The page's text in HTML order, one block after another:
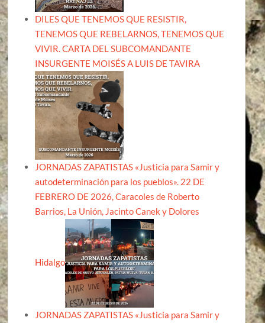
DILES QUE TENEMOS QUE RESISTIR,
TENEMOS QUE REBELARNOS, TENEMOS QUE
VIVIR. CARTA DEL SUBCOMANDANTE
INSURGENTE MOISÉS A LUIS DE TAVIRA
JORNADAS ZAPATISTAS «Justicia para Samir y
autodeterminación para los pueblos». 22 DE
FEBRERO DE 2026, Caracoles de Roberto
Barrios, La Unión, Jacinto Canek y Dolores
Hidalgo
JORNADAS ZAPATISTAS «Justicia para Samir y